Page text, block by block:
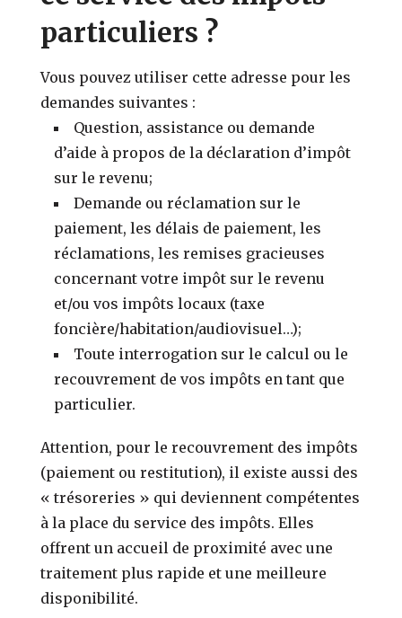
particuliers ?
Vous pouvez utiliser cette adresse pour les
demandes suivantes :
Question, assistance ou demande
d’aide à propos de la déclaration d’impôt
sur le revenu;
Demande ou réclamation sur le
paiement, les délais de paiement, les
réclamations, les remises gracieuses
concernant votre impôt sur le revenu
et/ou vos impôts locaux (taxe
foncière/habitation/audiovisuel…);
Toute interrogation sur le calcul ou le
recouvrement de vos impôts en tant que
particulier.
Attention, pour le recouvrement des impôts
(paiement ou restitution), il existe aussi des
« trésoreries » qui deviennent compétentes
à la place du service des impôts. Elles
offrent un accueil de proximité avec une
traitement plus rapide et une meilleure
disponibilité.